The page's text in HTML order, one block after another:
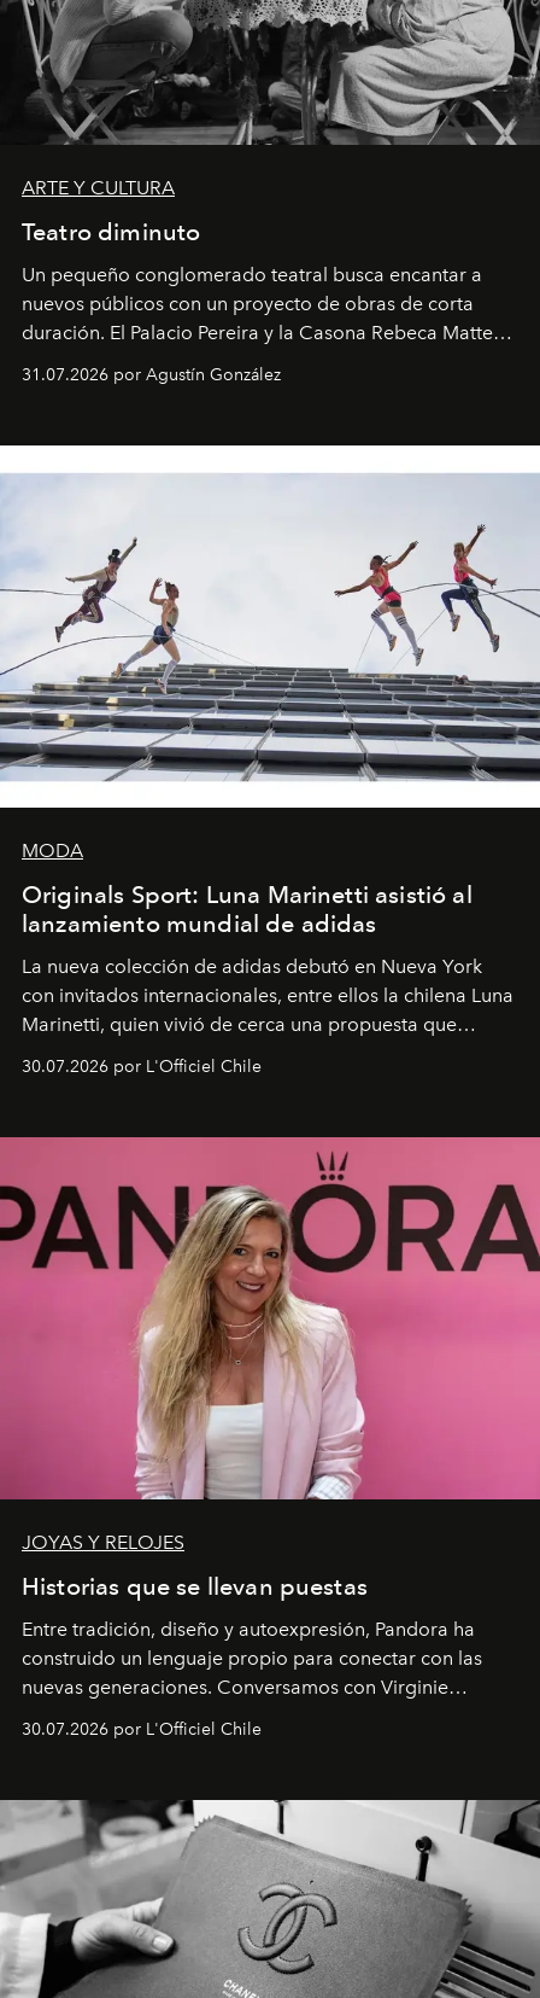
ARTE Y CULTURA
Teatro diminuto
Un pequeño conglomerado teatral busca encantar a
nuevos públicos con un proyecto de obras de corta
duración. El Palacio Pereira y la Casona Rebeca Matte
son algunos de los lugares que han albergado estas
miniobras. Sus puestas en escena son limpias; ponen el
31.07.2026 por Agustín González
MODA
Originals Sport: Luna Marinetti asistió al
lanzamiento mundial de adidas
La nueva colección de adidas debutó en Nueva York
con invitados internacionales, entre ellos la chilena Luna
Marinetti, quien vivió de cerca una propuesta que
fusiona moda y rendimiento.
30.07.2026 por L'Officiel Chile
JOYAS Y RELOJES
Historias que se llevan puestas
Entre tradición, diseño y autoexpresión, Pandora ha
construido un lenguaje propio para conectar con las
nuevas generaciones. Conversamos con Virginie
Dubray, la responsable de marketing para
Latinoamérica, sobre identidad, cultura y el valor
30.07.2026 por L'Officiel Chile